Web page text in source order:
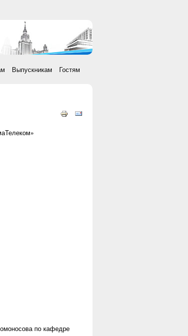
Выпускникам Гостям
по кафедре